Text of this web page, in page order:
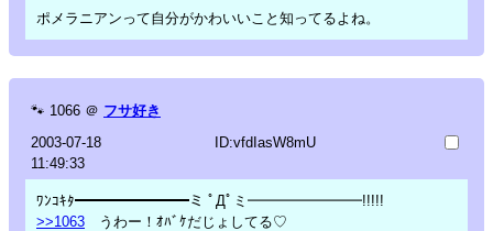
ポメラニアンって自分がかわいいこと知ってるよね。
🐾 1066 ＠ フサ好き
2003-07-18
11:49:33
ID:vfdIasW8mU
ﾜﾝｺｷﾀ━━━━━━━━ミ ﾟДﾟミ━━━━━━━━!!!!!
>>1063 うわー！ｵﾊﾞｹだじょしてる♡